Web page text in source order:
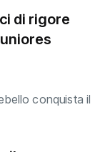
di rigore